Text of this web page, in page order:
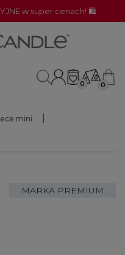
w super cenach! 🛍️
0 0
mini
MARKA PREMIUM